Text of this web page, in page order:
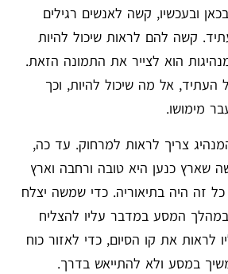
ובעכשיו, קשה לאנשים רגילים
קשה להם לראות שיכול להיות
הוא לצייר את התמונה הזאת.
אל מה שיכול להיות, וכך
מימושו.
צריך לראות למרחוק. עד כה,
שארץ כנען היא טובה ורחבה וארץ
זה היה בתיאוריה. כדי שמשה יצלח
המסע במדבר עליו להצליח
לראות את קו הסיום, כדי לאזור כוח
במסע ולא להתייאש בדרך.